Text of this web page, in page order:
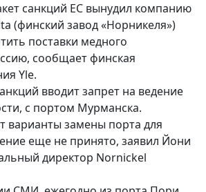
санкций ЕС вынудил компанию
(финский завод «Норникеля»)
поставки медного
сообщает финская
Yle.
вводит запрет на ведение
с портом Мурманска.
варианты замены порта для
еще не принято, заявил Йони
директор Nornickel